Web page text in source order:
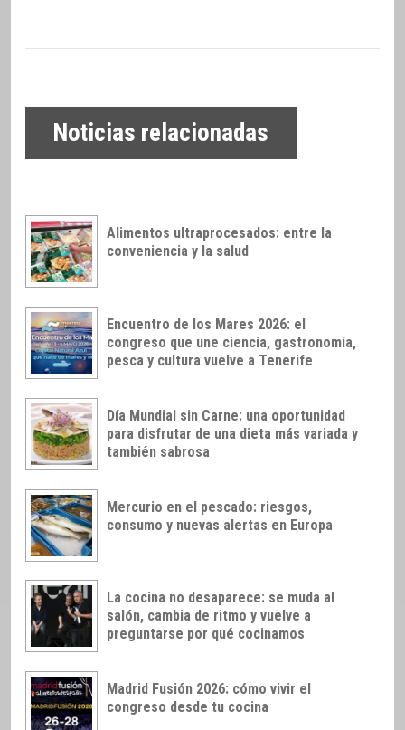
Noticias relacionadas
Alimentos ultraprocesados: entre la
conveniencia y la salud
Encuentro de los Mares 2026: el
congreso que une ciencia, gastronomía,
pesca y cultura vuelve a Tenerife
Día Mundial sin Carne: una oportunidad
para disfrutar de una dieta más variada y
también sabrosa
Mercurio en el pescado: riesgos,
consumo y nuevas alertas en Europa
La cocina no desaparece: se muda al
salón, cambia de ritmo y vuelve a
preguntarse por qué cocinamos
Madrid Fusión 2026: cómo vivir el
congreso desde tu cocina